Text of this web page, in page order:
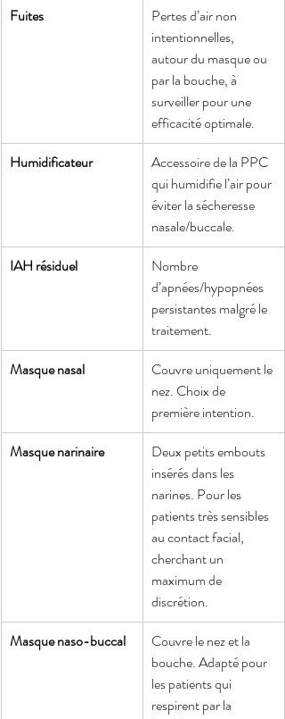
Fuites
Pertes d’air non
intentionnelles,
autour du masque ou
par la bouche, à
surveiller pour une
efficacité optimale.
Humidificateur
Accessoire de la PPC
qui humidifie l’air pour
éviter la sécheresse
nasale/buccale.
IAH résiduel
Nombre
d’apnées/hypopnées
persistantes malgré le
traitement.
Masque nasal
Couvre uniquement le
nez. Choix de
première intention.
Masque narinaire
Deux petits embouts
insérés dans les
narines. Pour les
patients très sensibles
au contact facial,
cherchant un
maximum de
discrétion.
Masque naso-buccal
Couvre le nez et la
bouche. Adapté pour
les patients qui
respirent par la